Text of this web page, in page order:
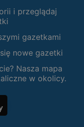
i przeglądaj
gazetkami
nowe gazetki
Nasza mapa
w okolicy.